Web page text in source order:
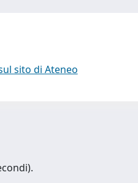
sito di Ateneo